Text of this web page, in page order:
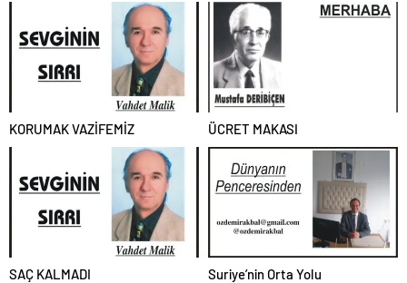
KORUMAK VAZİFEMİZ ÜCRET MAKASI
SAÇ KALMADI Suriye’nin Orta Yolu